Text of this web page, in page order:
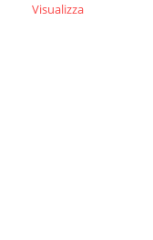
Visualizza